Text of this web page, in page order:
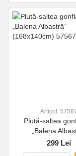
Articol:
Plută-saltea
„Balena
(168x140cm)
299 Lei